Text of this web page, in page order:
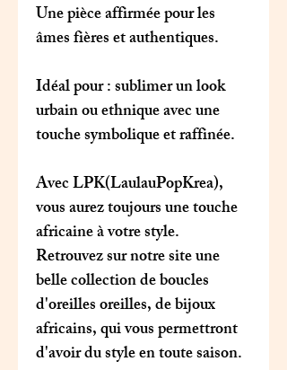
Une pièce affirmée pour les
âmes fières et authentiques.
Idéal pour: sublimer un look
urbain ou ethnique avec une
touche symbolique et raffinée.
AvecLPK(LaulauPopKrea),
vous aurez toujours une touche
africaine à votre style.
Retrouvez sur notre site une
belle collection de boucles
d'oreilles oreilles, de bijoux
africains, qui vous permettront
d'avoir du style en toute saison.